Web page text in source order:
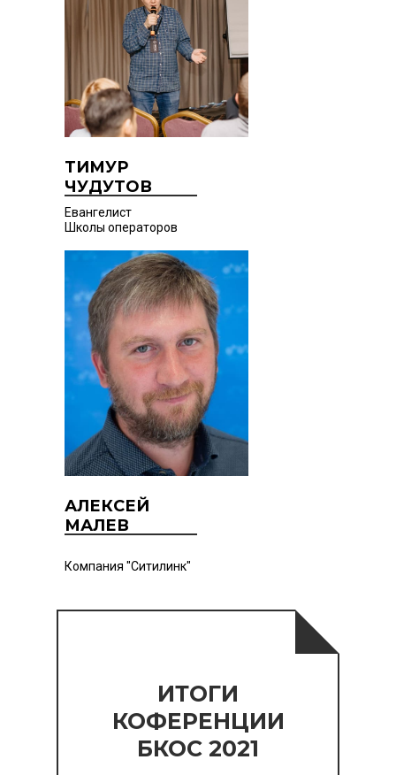
ТИМУР
ЧУДУТОВ
Евангелист
Школы операторов
АЛЕКСЕЙ
МАЛЕВ
Компания "Ситилинк"
ИТОГИ
КОФЕРЕНЦИИ
БКОС 2021